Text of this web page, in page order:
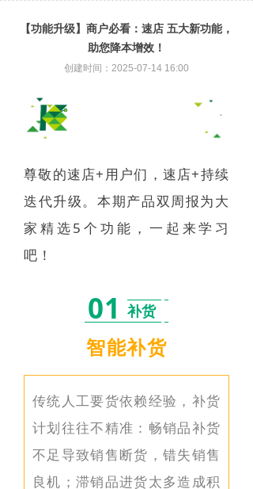
【功能升级】商户必看：速店 五大新功能，
助您降本增效！
尊敬的速店+用户们，速店+持续
迭代升级。本期产品双周报为大
家精选5个功能，一起来学习
吧！
01 补货
智能补货
传统人工要货依赖经验，补货
计划往往不精准：畅销品补货
不足导致销售断货，错失销售
良机；滞销品进货太多造成积
创建时间： 2025-07-14 16:00